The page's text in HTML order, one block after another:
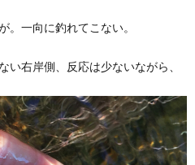
。一向に釣れてこない。
い右岸側、反応は少ないながら、